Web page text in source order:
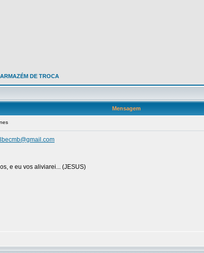
ARMAZÉM DE TROCA
Mensagem
e eu vos aliviarei... (JESUS)